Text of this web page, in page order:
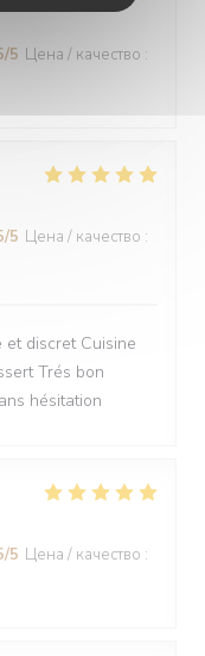
/5 Цена / качество :
/5 Цена / качество :
discret Cuisine
Trés bon
hésitation
/5 Цена / качество :